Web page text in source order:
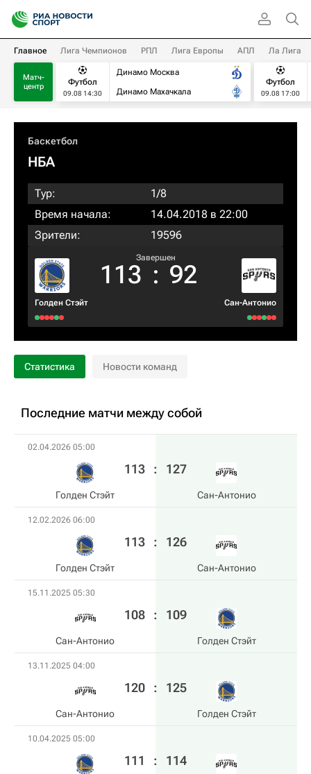
Главное Лига Чемпионов РПЛ Лига Европы АПЛ Ла Лига
Матч-
центр
Футбол
09.08 14:30
Динамо Москва
Динамо Махачкала
Футбол
09.08 17:00
Баскетбол
НБА
Тур:
1/8
Время начала:
14.04.2018 в 22:00
Зрители:
19596
Голден Стэйт
Завершен
113 : 92
Сан-Антонио
Статистика Новости команд
Последние матчи между собой
02.04.2026 05:00
Голден Стэйт
113 : 127
Сан-Антонио
12.02.2026 06:00
Голден Стэйт
113 : 126
Сан-Антонио
15.11.2025 05:30
Сан-Антонио
108 : 109
Голден Стэйт
13.11.2025 04:00
Сан-Антонио
120 : 125
Голден Стэйт
10.04.2025 05:00
111 : 114